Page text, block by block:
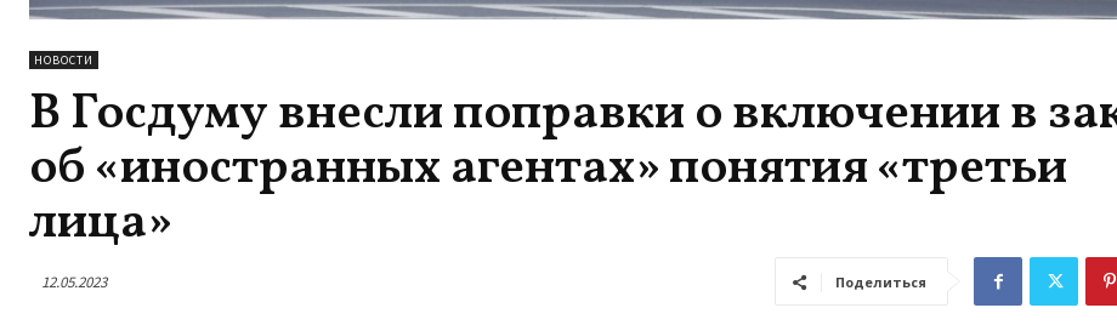
НОВОСТИ
В Госдуму внесли поправки о включении в
об «иностранных агентах» понятия «третьи
лица»
12.05.2023 Поделиться